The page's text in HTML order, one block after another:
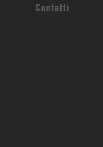
Contatti